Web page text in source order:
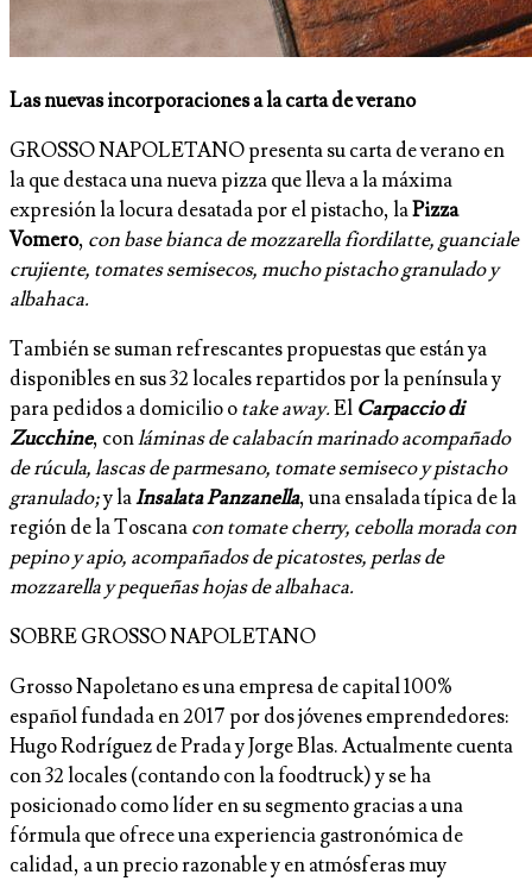
Las nuevas incorporaciones a la carta de verano
GROSSO NAPOLETANO presenta su carta de verano en
la que destaca una nueva pizza que lleva a la máxima
expresión la locura desatada por el pistacho, laPizza
Vomero, con base bianca de mozzarella fiordilatte, guanciale
crujiente, tomates semisecos, mucho pistacho granulado y
albahaca.
También se suman refrescantes propuestas que están ya
disponibles en sus 32 locales repartidos por la península y
para pedidos a domicilio otake away.El Carpaccio di
Zucchine, conláminas de calabacín marinado acompañado
de rúcula, lascas de parmesano, tomate semiseco y pistacho
granulado;y laInsalata Panzanella, una ensalada típica de la
región de la Toscanacon tomate cherry, cebolla morada con
pepino y apio, acompañados de picatostes, perlas de
mozzarella y pequeñas hojas de albahaca.
SOBRE GROSSO NAPOLETANO
Grosso Napoletano es una empresa de capital 100%
español fundada en 2017 por dos jóvenes emprendedores:
Hugo Rodríguez de Prada y Jorge Blas. Actualmente cuenta
con 32 locales (contando con la foodtruck) y se ha
posicionado como líder en su segmento gracias a una
fórmula que ofrece una experiencia gastronómica de
calidad, a un precio razonable y en atmósferas muy